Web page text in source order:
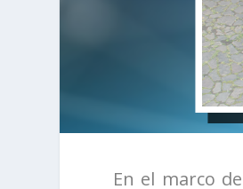
En el marco